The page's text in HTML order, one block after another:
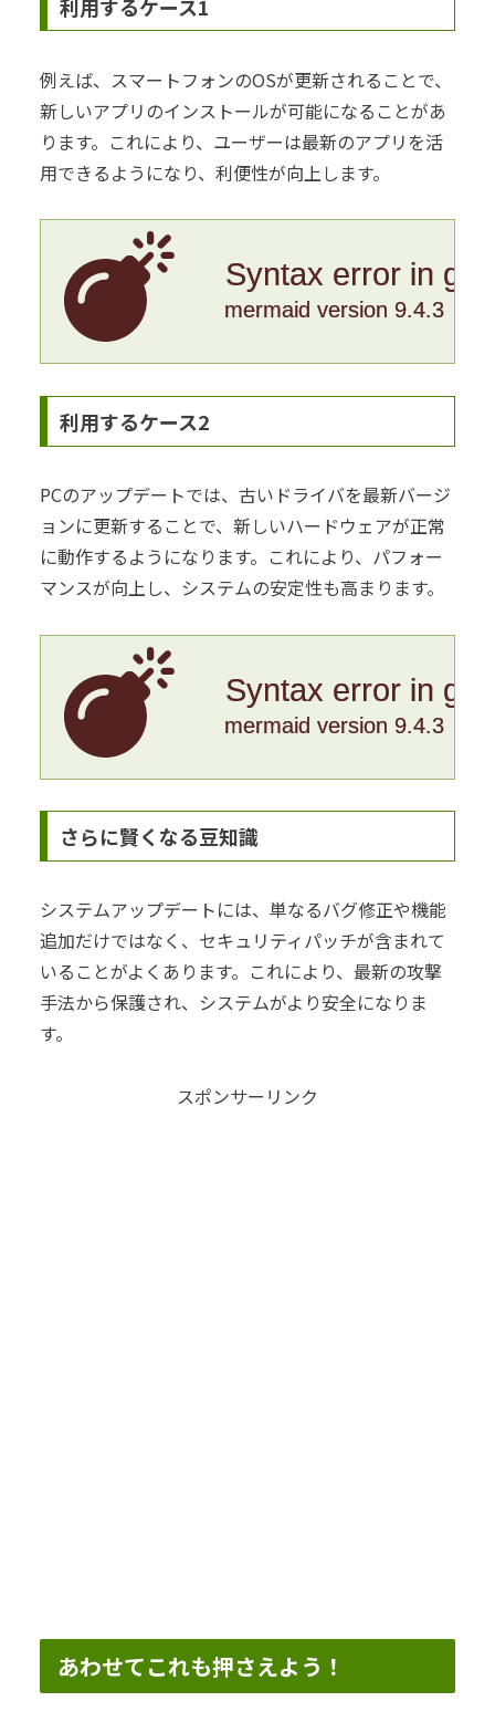
利用するケース1
例えば、スマートフォンのOSが更新されることで、
新しいアプリのインストールが可能になることがあ
ります。これにより、ユーザーは最新のアプリを活
用できるようになり、利便性が向上します。
Syntax error in
mermaid version 9.4.3
利用するケース2
PCのアップデートでは、古いドライバを最新バージ
ョンに更新することで、新しいハードウェアが正常
に動作するようになります。これにより、パフォー
マンスが向上し、システムの安定性も高まります。
Syntax error in
mermaid version 9.4.3
さらに賢くなる豆知識
システムアップデートには、単なるバグ修正や機能
追加だけではなく、セキュリティパッチが含まれて
いることがよくあります。これにより、最新の攻撃
手法から保護され、システムがより安全になりま
す。
スポンサーリンク
あわせてこれも押さえよう！